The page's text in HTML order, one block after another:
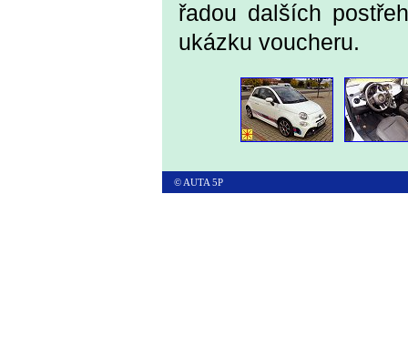
řadou dalších
ukázku voucheru.
© AUTA 5P